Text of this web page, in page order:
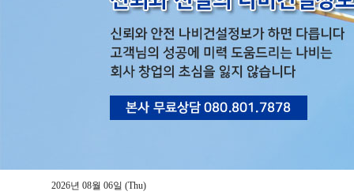
2026년 08월 06일 (Thu)